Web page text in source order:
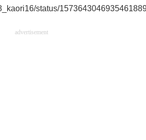
status/
advertisement